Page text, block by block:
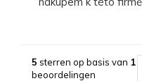
5 sterren op basis van 1
beoordelingen